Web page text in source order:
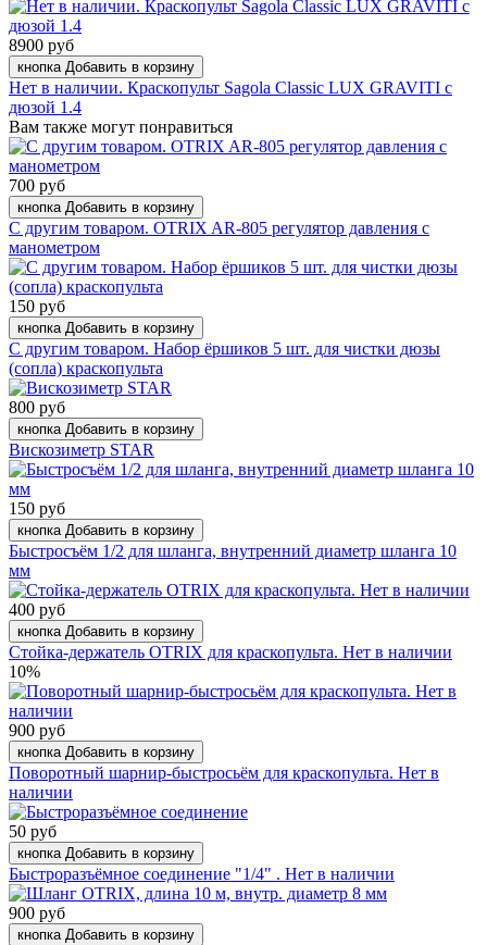
8900 руб
кнопка Добавить в корзину
Нет в наличии. Краскопульт Sagola Classic LUX GRAVITI с
дюзой 1.4
Вам также могут понравиться
700 руб
кнопка Добавить в корзину
С другим товаром. OTRIX AR-805 регулятор давления с
манометром
150 руб
кнопка Добавить в корзину
С другим товаром. Набор ёршиков 5 шт. для чистки дюзы
(сопла) краскопульта
800 руб
кнопка Добавить в корзину
Вискозиметр STAR
150 руб
кнопка Добавить в корзину
Быстросъём 1/2 для шланга, внутренний диаметр шланга 10
мм
400 руб
кнопка Добавить в корзину
Стойка-держатель OTRIX для краскопульта. Нет в наличии
10%
900 руб
кнопка Добавить в корзину
Поворотный шарнир-быстросьём для краскопульта. Нет в
наличии
50 руб
кнопка Добавить в корзину
Быстроразъёмное соединение "1/4" . Нет в наличии
900 руб
кнопка Добавить в корзину